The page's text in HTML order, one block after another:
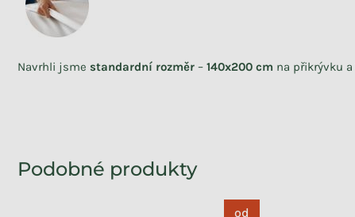
Navrhli jsme standardní rozměr – 140x200 cm na přikrývku a
od